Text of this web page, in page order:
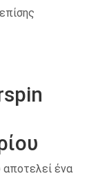
αποτελεί ένα